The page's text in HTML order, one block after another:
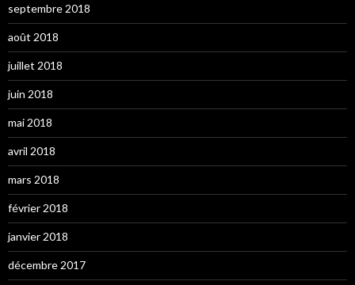
septembre 2018
août 2018
juillet 2018
juin 2018
mai 2018
avril 2018
mars 2018
février 2018
janvier 2018
décembre 2017